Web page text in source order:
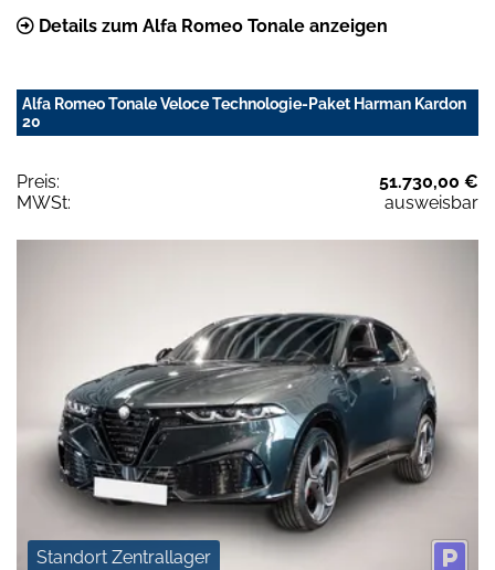
Details zum Alfa Romeo Tonale anzeigen
Alfa Romeo Tonale Veloce Technologie-Paket Harman Kardon
20
Preis:
51.730,00 €
MWSt:
ausweisbar
Standort Zentrallager